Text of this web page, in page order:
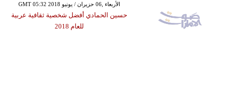
GMT 05:32 2018 الأربعاء ,06 حزيران / يونيو
حسين الحمادي أفضل شخصية ثقافية عربية
للعام 2018